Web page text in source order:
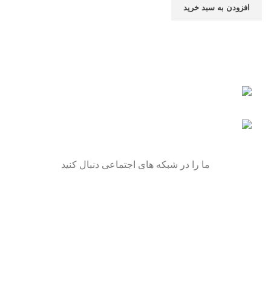
افزودن به سبد خرید
ما را در شبکه های اجتماعی دنبال کنید